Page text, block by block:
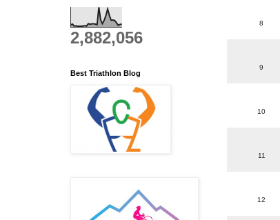
8
9
10
11
12
2,882,056
Best Triathlon Blog